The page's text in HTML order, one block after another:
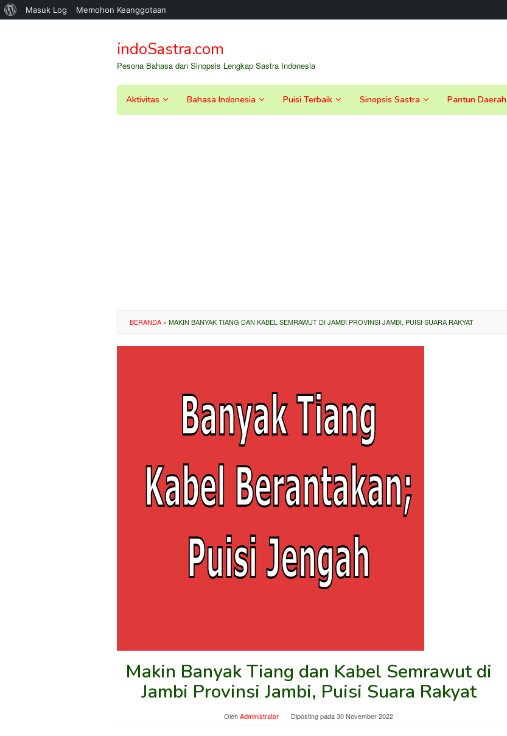
Tentang
Masuk Log Memohon Keanggotaan
kontenindoSastra.com
Pesona Bahasa dan Sinopsis Lengkap Sastra Indonesia
Aktivitas Bahasa Indonesia Puisi Terbaik Sinopsis Sastra Pantun Daerah
BERANDA » MAKIN BANYAK TIANG DAN KABEL SEMRAWUT DI JAMBI PROVINSI JAMBI, PUISI SUARA RAKYAT
Makin Banyak Tiang dan Kabel Semrawut di
Jambi Provinsi Jambi, Puisi Suara Rakyat
OlehAdministrator Diposting pada30 November 2022